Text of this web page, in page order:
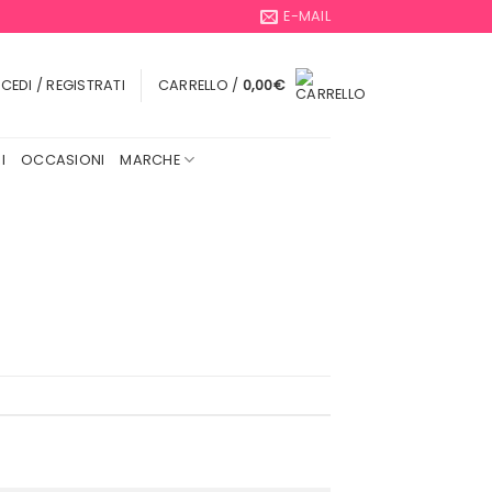
E-MAIL
/ REGISTRATI CARRELLO / 0,00€
OCCASIONI MARCHE